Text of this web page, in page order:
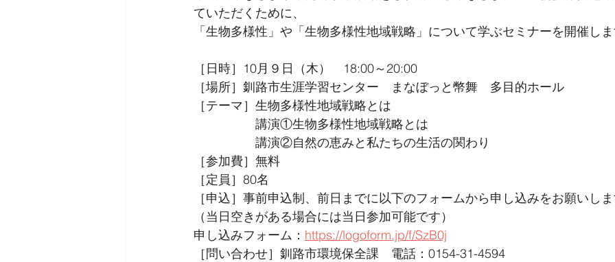
ていただくために、
「生物多様性」や「生物多様性地域戦略」について学ぶセミナーを開催しま
［日時］10月９日（木）　18:00～20:00
［場所］釧路市生涯学習センター　まなぼっと幣舞　多目的ホール
［テーマ］生物多様性地域戦略とは
講演①生物多様性地域戦略とは
講演②自然の恵みと私たちの生活の関わり
［参加費］無料
［定員］80名
［申込］事前申込制、前日までに以下のフォームから申し込みをお願いしま
（当日空きがある場合には当日参加可能です）
申し込みフォーム： https://logoform.jp/f/SzB0j
［問い合わせ］釧路市環境保全課　電話：0154-31-4594